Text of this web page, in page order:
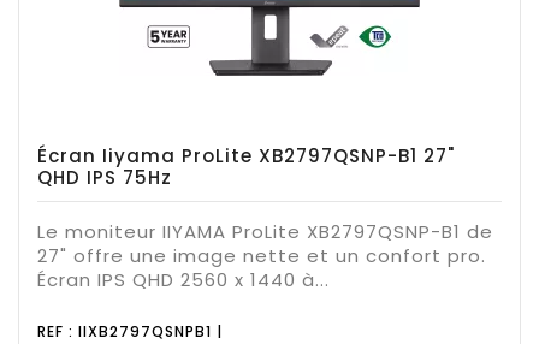
Écran Iiyama ProLite XB2797QSNP-B1 27"
QHD IPS 75Hz
Le moniteur IIYAMA ProLite XB2797QSNP-B1 de
27" offre une image nette et un confort pro.
Écran IPS QHD 2560 x 1440 à...
REF : IIXB2797QSNPB1 |